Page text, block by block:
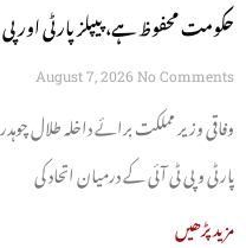
حکومت محفوظ ہے، پیپلز پارٹی اور
چوہدری
August 7, 2026 No Comments
وفاقی وزیر مملکت برائے داخلہ طلال
پارٹی و پی ٹی آئی کے درمیان اتحاد کی
مزید پڑھیں